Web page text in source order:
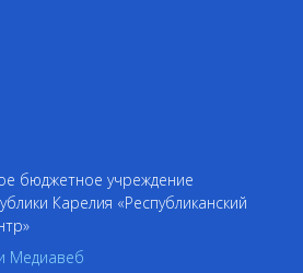
бюджетное учреждение
Карелия «Республиканский
Медиавеб